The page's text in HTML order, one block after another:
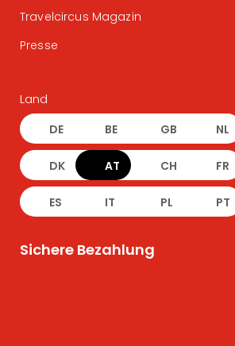
Travelcircus Magazin
Presse
Land
DE BE GB NL
DK AT CH FR
ES IT PL PT
Sichere Bezahlung